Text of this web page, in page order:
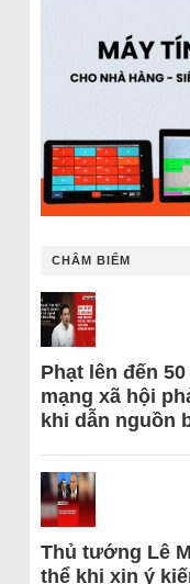
CHÂM BIẾM
Phạt lên đến
mạng xã hội
khi dẫn nguồn
Thủ tướng Lê
thể khi xin ý